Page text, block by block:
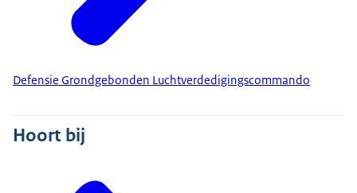
Defensie Grondgebonden Luchtverdedigingscommando
Hoort bij